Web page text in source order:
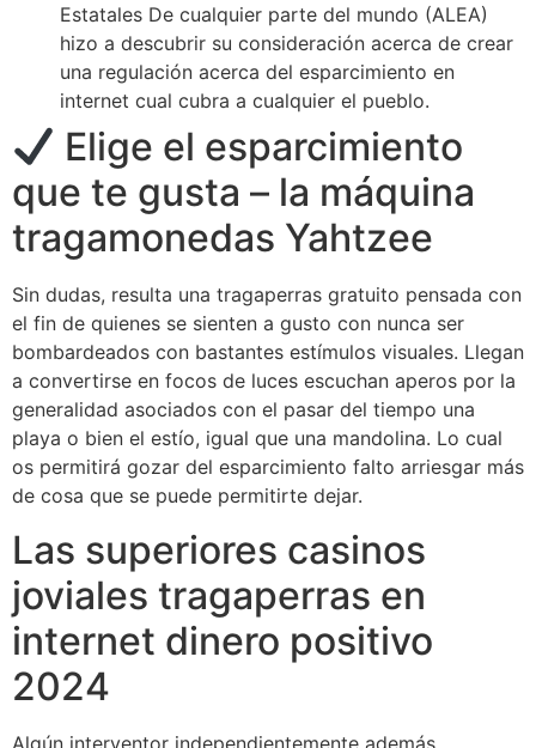
Estatales De cualquier parte del mundo (ALEA)
hizo a descubrir su consideración acerca de crear
una regulación acerca del esparcimiento en
internet cual cubra a cualquier el pueblo.
Elige el esparcimiento
que te gusta – la máquina
tragamonedas Yahtzee
Sin dudas, resulta una tragaperras gratuito pensada con
el fin de quienes se sienten a gusto con nunca ser
bombardeados con bastantes estímulos visuales. Llegan
a convertirse en focos de luces escuchan aperos por la
generalidad asociados con el pasar del tiempo una
playa o bien el estí­o, igual que una mandolina. Lo cual
os permitirá gozar del esparcimiento falto arriesgar más
de cosa que se puede permitirte dejar.
Las superiores casinos
joviales tragaperras en
internet dinero positivo
2024
Algún interventor independientemente además